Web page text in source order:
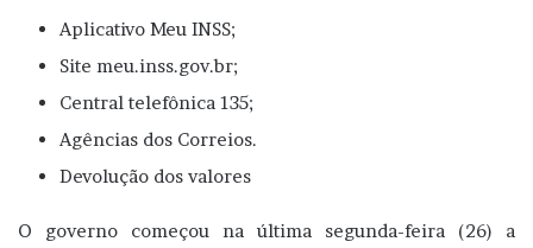
Aplicativo Meu INSS;
Site meu.inss.gov.br;
Central telefônica 135;
Agências dos Correios.
Devolução dos valores
O governo começou na última segunda-feira (26) a